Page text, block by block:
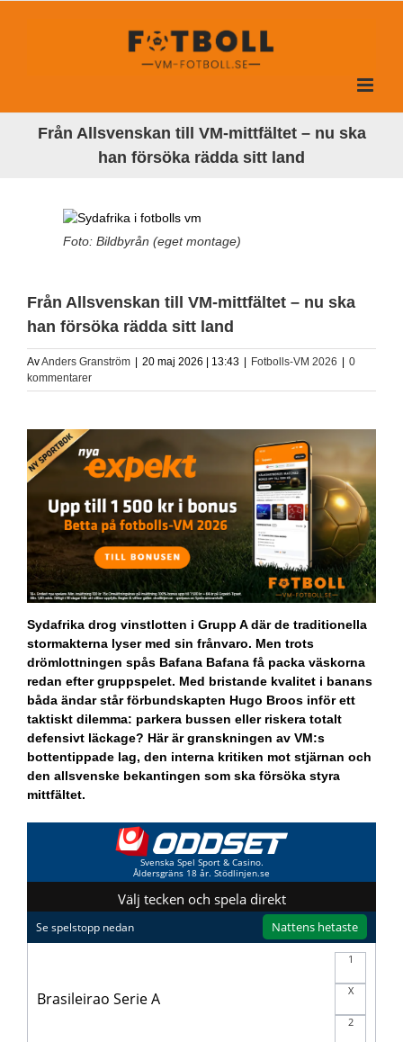
Från Allsvenskan till VM-mittfältet – nu ska
han försöka rädda sitt land
Foto: Bildbyrån (eget montage)
Från Allsvenskan till VM-mittfältet – nu ska
han försöka rädda sitt land
AvAnders Granström | 20 maj 2026 | 13:43 | Fotbolls-VM 2026 | 0
kommentarer
Sydafrika drog vinstlotten i Grupp A där de traditionella
stormakterna lyser med sin frånvaro. Men trots
drömlottningen spås Bafana Bafana få packa väskorna
redan efter gruppspelet. Med bristande kvalitet i banans
båda ändar står förbundskapten Hugo Broos inför ett
taktiskt dilemma: parkera bussen eller riskera totalt
defensivt läckage? Här är granskningen av VM:s
bottentippade lag, den interna kritiken mot stjärnan och
den allsvenske bekantingen som ska försöka styra
mittfältet.